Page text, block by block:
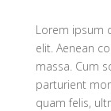
Lorem ipsum
elit. Aenean
massa. Cum
parturient
quam felis,